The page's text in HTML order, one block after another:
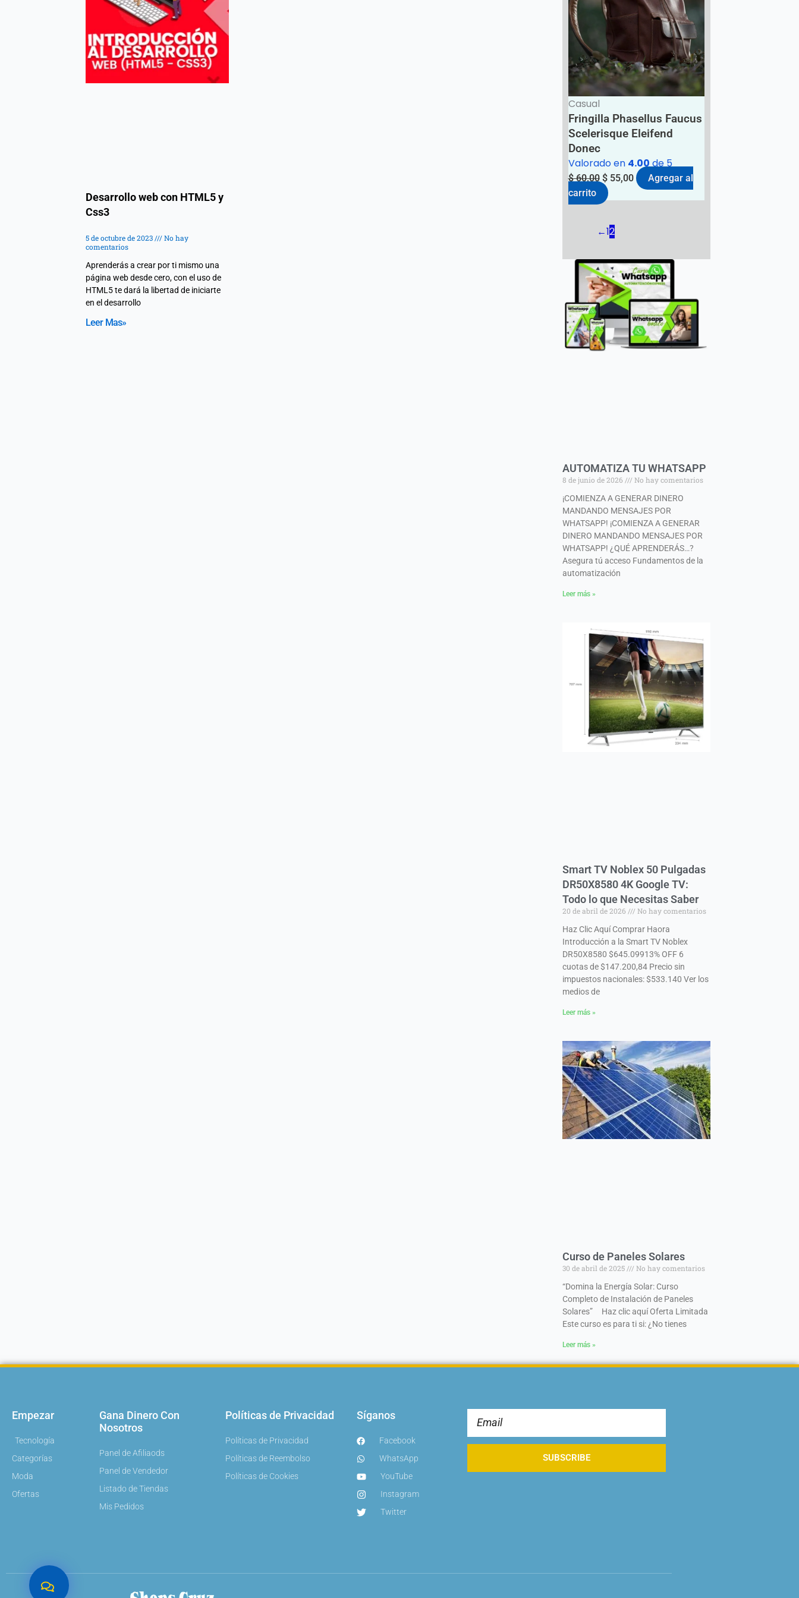
Desarrollo web con HTML5 y
Css3
5 de octubre de 2023
No hay
comentarios
Aprenderás a crear por ti mismo una
página web desde cero, con el uso de
HTML5 te dará la libertad de iniciarte
en el desarrollo
Leer Mas»
Casual
Fringilla Phasellus Faucus
Scelerisque Eleifend
Donec
Valorado en 4.00de 5
$60,00 $55,00
Agregar al
carrito
←12
AUTOMATIZA TU WHATSAPP
8 de junio de 2026
No hay comentarios
¡COMIENZA A GENERAR DINERO
MANDANDO MENSAJES POR
WHATSAPP! ¡COMIENZA A GENERAR
DINERO MANDANDO MENSAJES POR
WHATSAPP! ¿QUÉ APRENDERÁS…?
Asegura tú acceso Fundamentos de la
automatización
Leer más »
Smart TV Noblex 50 Pulgadas
DR50X8580 4K Google TV:
Todo lo que Necesitas Saber
20 de abril de 2026
No hay comentarios
Haz Clic Aquí Comprar Haora
Introducción a la Smart TV Noblex
DR50X8580 $645.09913% OFF 6
cuotas de $147.200,84 Precio sin
impuestos nacionales: $533.140 Ver los
medios de
Leer más »
Curso de Paneles Solares
30 de abril de 2025
No hay comentarios
“Domina la Energía Solar: Curso
Completo de Instalación de Paneles
Solares” Haz clic aquí Oferta Limitada
Este curso es para ti si: ¿No tienes
Leer más »
Empezar
Tecnología
Categorías
Moda
Ofertas
Gana Dinero Con
Nosotros
Panel de Afiliaods
Panel de Vendedor
Listado de Tiendas
Mis Pedidos
Políticas de Privacidad
Políticas de Privacidad
Políticas de Reembolso
Políticas de Cookies
Síganos
Facebook
WhatsApp
YouTube
Instagram
Twitter
SUBSCRIBE